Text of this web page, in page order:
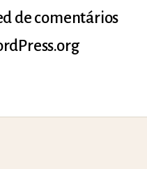
de comentários